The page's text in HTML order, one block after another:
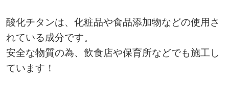
酸化チタンは、化粧品や食品添加物などの使用さ
れている成分です。
安全な物質の為、飲食店や保育所などでも施工し
ています！